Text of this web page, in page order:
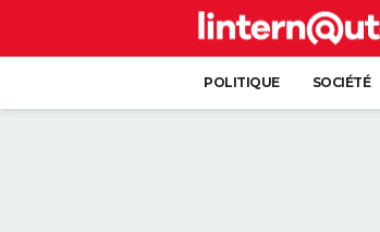
POLITIQUE SOCIÉTÉ